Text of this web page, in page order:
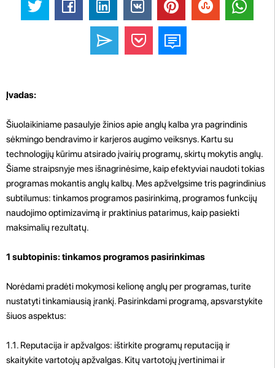
Įvadas:
Šiuolaikiniame pasaulyje žinios apie anglų kalba yra pagrindinis
sėkmingo bendravimo ir karjeros augimo veiksnys. Kartu su
technologijų kūrimu atsirado įvairių programų, skirtų mokytis anglų.
Šiame straipsnyje mes išnagrinėsime, kaip efektyviai naudoti tokias
programas mokantis anglų kalbų. Mes apžvelgsime tris pagrindinius
subtilumus: tinkamos programos pasirinkimą, programos funkcijų
naudojimo optimizavimą ir praktinius patarimus, kaip pasiekti
maksimalių rezultatų.
1 subtopinis: tinkamos programos pasirinkimas
Norėdami pradėti mokymosi kelionę anglų per programas, turite
nustatyti tinkamiausią įrankį. Pasirinkdami programą, apsvarstykite
šiuos aspektus:
1.1. Reputacija ir apžvalgos: ištirkite programų reputaciją ir
skaitykite vartotojų apžvalgas. Kitų vartotojų įvertinimai ir